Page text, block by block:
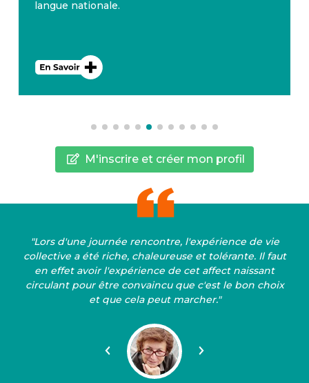
langue nationale.
M'inscrire et créer mon profil
"Lors d'une journée rencontre, l'expérience de vie
collective a été riche, chaleureuse et tolérante. Il faut
en effet avoir l'expérience de cet affect naissant
circulant pour être convaincu que c'est le bon choix
et que cela peut marcher."
Précédent Suivant